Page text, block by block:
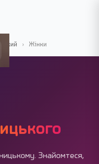
› Жінки
Знайомтеся,